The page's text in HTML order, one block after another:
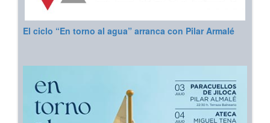
El ciclo “En torno al agua” arranca con Pilar Armalé